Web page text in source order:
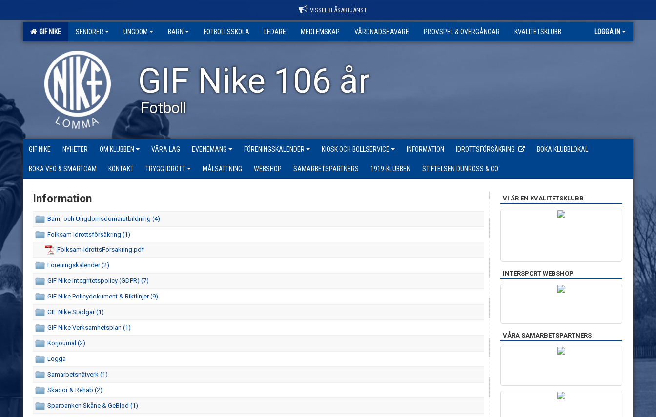
VISSELBLÅSARTJÄNST
GIF NIKE SENIORER UNGDOM BARN FOTBOLLSSKOLA LEDARE MEDLEMSKAP VÅRDNADSHAVARE PROVSPEL & ÖVERGÅNGAR KVALITETSKLUBB LOGGA IN
GIF Nike 106 år
Fotboll
GIF NIKE NYHETER OM KLUBBEN VÅRA LAG EVENEMANG FÖRENINGSKALENDER KIOSK OCH BOLLSERVICE INFORMATION IDROTTSFÖRSÄKRING BOKA KLUBBLOKAL
BOKA VEO & SMARTCAM KONTAKT TRYGG IDROTT MÅLSÄTTNING WEBSHOP SAMARBETSPARTNERS 1919-KLUBBEN STIFTELSEN DUNROSS & CO
Information
Barn- och Ungdomsdomarutbildning (4)
Folksam Idrottsförsäkring (1)
Folksam-IdrottsForsakring.pdf
Föreningskalender (2)
GIF Nike Integritetspolicy (GDPR) (7)
GIF Nike Policydokument & Riktlinjer (9)
GIF Nike Stadgar (1)
GIF Nike Verksamhetsplan (1)
Körjournal (2)
Logga
Samarbetsnätverk (1)
Skador & Rehab (2)
Sparbanken Skåne & GeBlod (1)
VI ÄR EN KVALITETSKLUBB
INTERSPORT WEBSHOP
VÅRA SAMARBETSPARTNERS